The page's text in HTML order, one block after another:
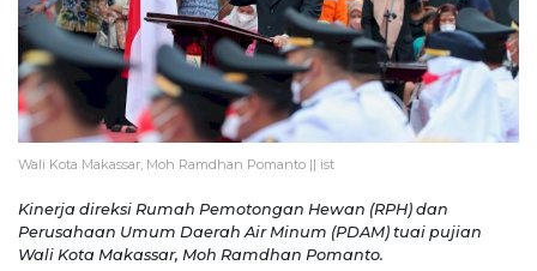
Wali Kota Makassar, Moh Ramdhan Pomanto || ist
Kinerja direksi Rumah Pemotongan Hewan (RPH) dan
Perusahaan Umum Daerah Air Minum (PDAM) tuai pujian
Wali Kota Makassar, Moh Ramdhan Pomanto.